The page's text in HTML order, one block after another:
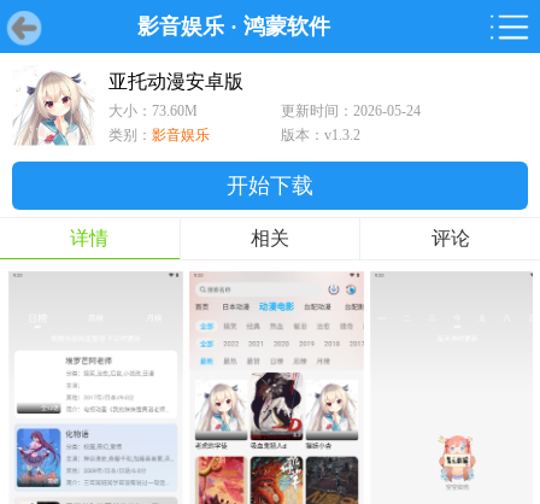
影音娱乐 · 鸿蒙软件
首页 游戏 软件
首页 游戏 软件 鸿蒙
游戏
鸿蒙
软件
专题
亚托动漫安卓版
大小：73.60M
更新时间：2026-05-24
类别： 影音娱乐 版本：v1.3.2
开始下载
详情 相关 评论